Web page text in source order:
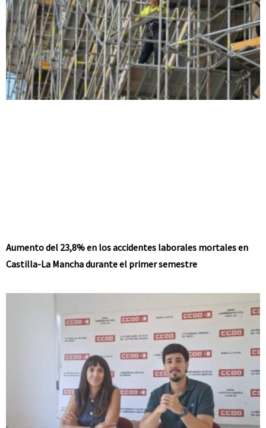
Aumento del 23,8% en los accidentes laborales mortales en
Castilla-La Mancha durante el primer semestre